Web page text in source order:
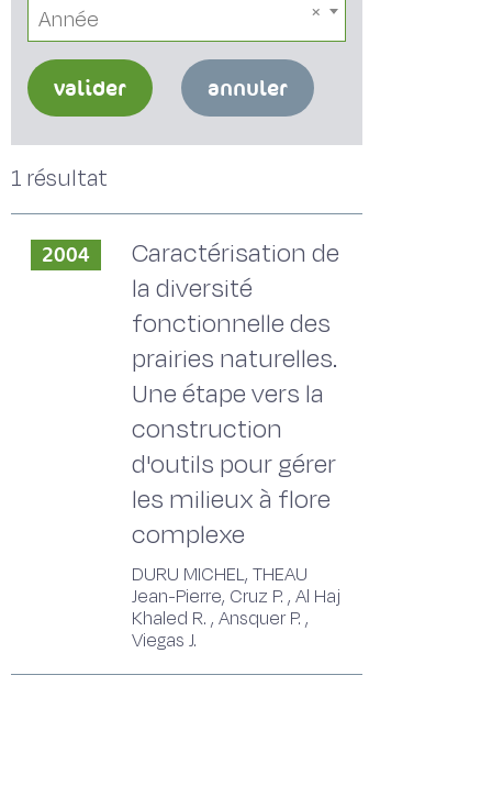
Année
valider annuler
1 résultat
2004
Caractérisation de
la diversité
fonctionnelle des
prairies naturelles.
Une étape vers la
construction
d'outils pour gérer
les milieux à flore
complexe
DURU MICHEL, THEAU
Jean-Pierre, Cruz P. , Al Haj
Khaled R. , Ansquer P. ,
Viegas J.